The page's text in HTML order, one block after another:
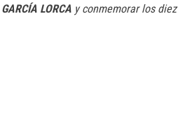
GARCÍA LORCA y conmemorar los